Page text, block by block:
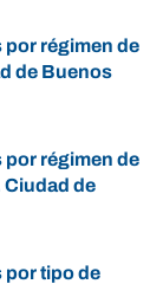
régimen de
de Buenos
régimen de
Ciudad de
por tipo de